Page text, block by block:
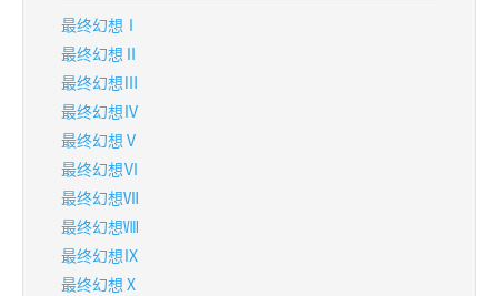
最终幻想Ⅰ
最终幻想Ⅱ
最终幻想Ⅲ
最终幻想Ⅳ
最终幻想Ⅴ
最终幻想Ⅵ
最终幻想Ⅶ
最终幻想Ⅷ
最终幻想Ⅸ
最终幻想Ⅹ